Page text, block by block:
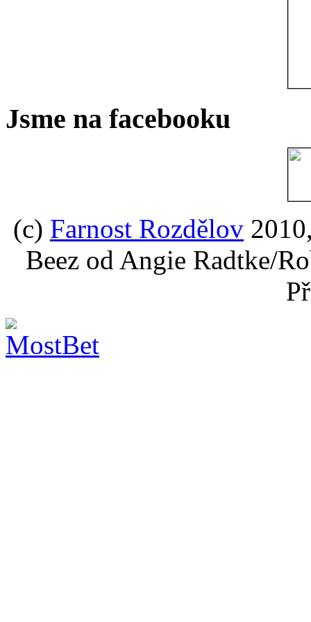
Jsme na facebooku
(c) Farnost Rozdělov
Beez od Angie Radtke/